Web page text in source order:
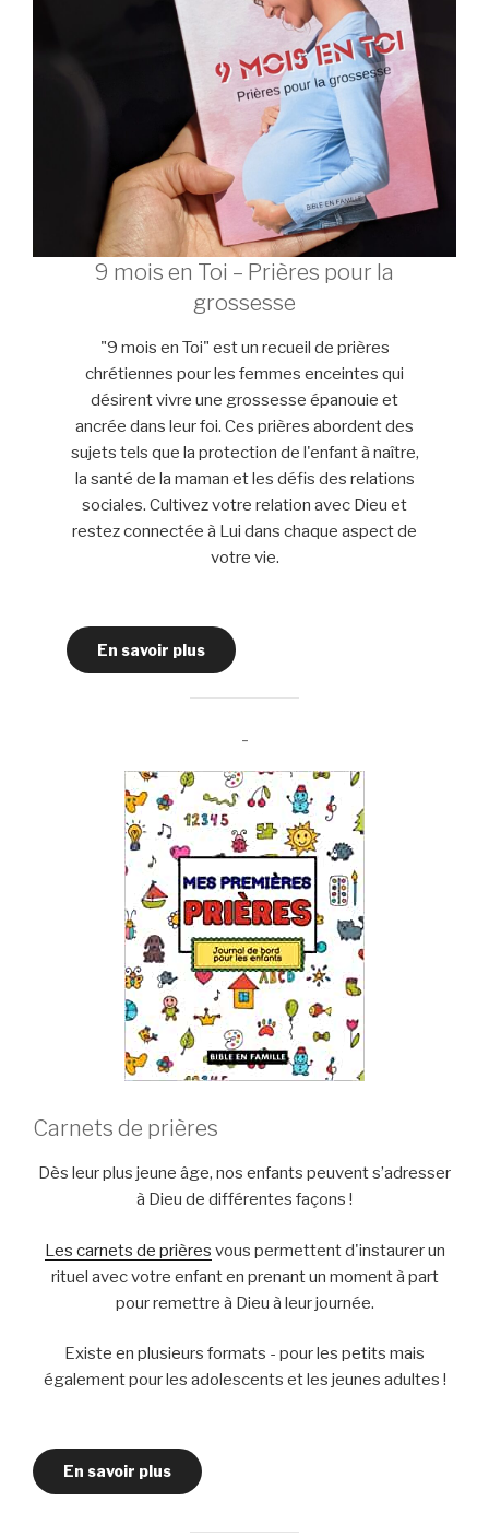
9 mois en Toi – Prières pour la
grossesse
"9 mois en Toi" est un recueil de prières
chrétiennes pour les femmes enceintes qui
désirent vivre une grossesse épanouie et
ancrée dans leur foi. Ces prières abordent des
sujets tels que la protection de l'enfant à naître,
la santé de la maman et les défis des relations
sociales. Cultivez votre relation avec Dieu et
restez connectée à Lui dans chaque aspect de
votre vie.
En savoir plus
-
Carnets de prières
Dès leur plus jeune âge, nos enfants peuvent s’adresser
à Dieu de différentes façons !
Les carnets de prières vous permettent d'instaurer un
rituel avec votre enfant en prenant un moment à part
pour remettre à Dieu à leur journée.
Existe en plusieurs formats - pour les petits mais
également pour les adolescents et les jeunes adultes !
En savoir plus